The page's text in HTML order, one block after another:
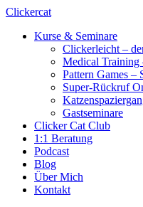
Zum
springen
Clickercat
Kurse & Seminare
Clickerleicht –
Medical
Pattern Games –
Super-Rückruf
Gastseminare
Clicker Cat Club
1:1 Beratung
Podcast
Blog
Über Mich
Kontakt